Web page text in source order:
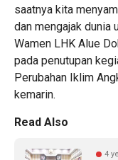
saatnya kita
dan mengajak dunia
Wamen LHK Alue
pada penutupan
Perubahan Iklim
kemarin.
Read Also
4